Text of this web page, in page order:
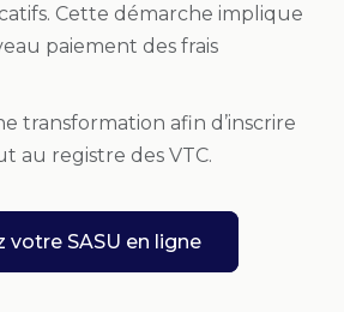
Cette démarche implique
paiement des frais
transformation afin d’inscrire
au registre des VTC.
votre SASU en ligne